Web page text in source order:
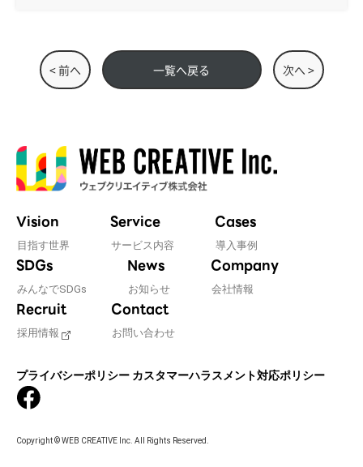
< 前へ 一覧へ戻る 次へ >
Vision
目指す世界
Service
サービス内容
Cases
導入事例
SDGs
みんなでSDGs
News
お知らせ
Company
会社情報
Recruit
採用情報
Contact
お問い合わせ
プライバシーポリシー カスタマーハラスメント対応ポリシー
Copyright © WEB CREATIVE Inc. All Rights Reserved.